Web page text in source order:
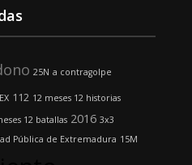
25N a contragolpe
112 12 meses 12 historias
12 batallas 2016 3x3
Pública de Extremadura 15M